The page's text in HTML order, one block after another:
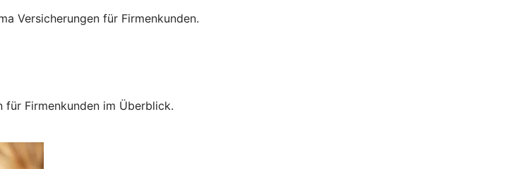
Versicherungen für Firmenkunden.
für Firmenkunden im Überblick.